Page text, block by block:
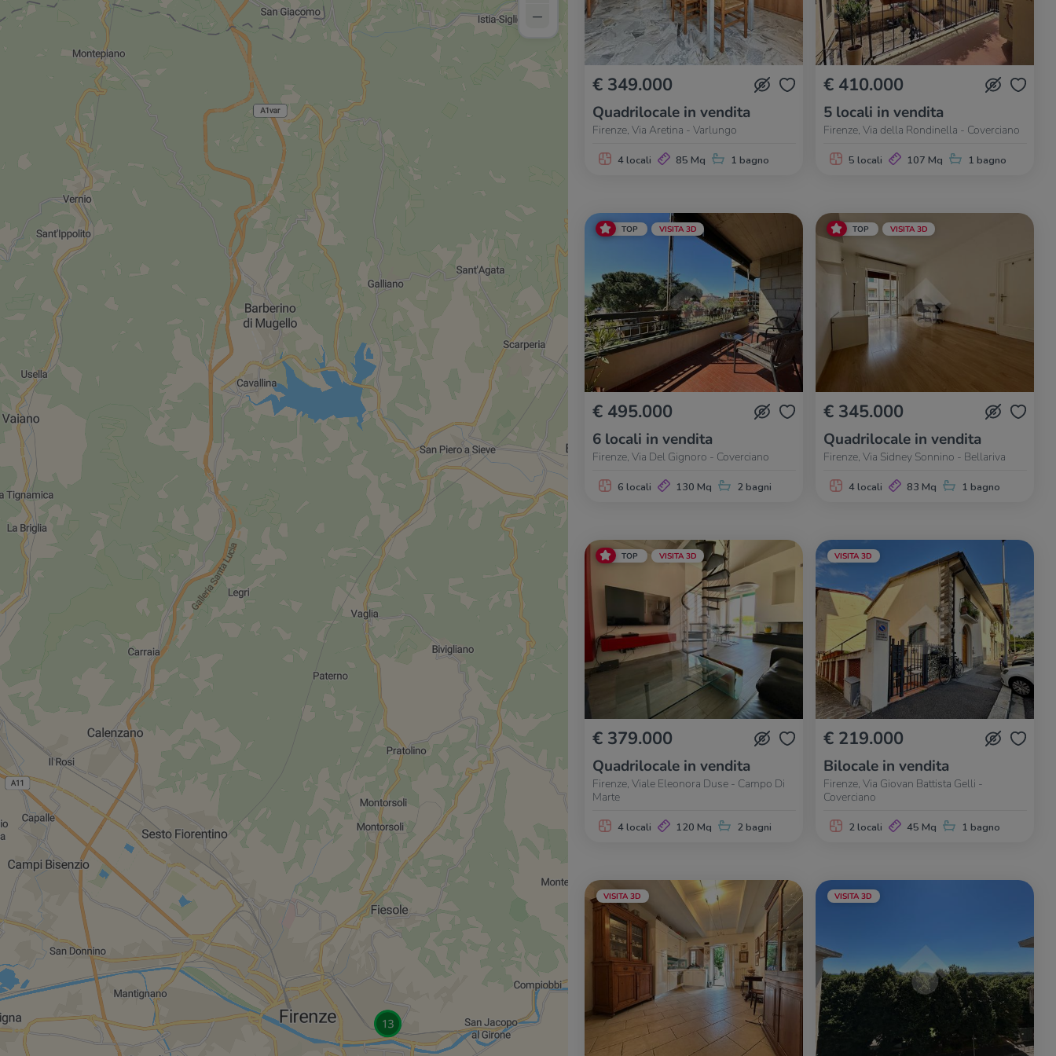
€ 349.000
Quadrilocale in vendita
Firenze, Via Aretina - Varlungo
4 locali 85 Mq 1 bagno
€ 410.000
5 locali in vendita
Firenze, Via della Rondinella - Coverciano
5 locali 107 Mq 1 bagno
TOP VISITA 3D
€ 495.000
6 locali in vendita
Firenze, Via Del Gignoro - Coverciano
6 locali 130 Mq 2 bagni
TOP VISITA 3D
€ 345.000
Quadrilocale in vendita
Firenze, Via Sidney Sonnino - Bellariva
4 locali 83 Mq 1 bagno
TOP VISITA 3D
€ 379.000
Quadrilocale in vendita
Firenze, Viale Eleonora Duse - Campo Di
Marte
4 locali 120 Mq 2 bagni
VISITA 3D
€ 219.000
Bilocale in vendita
Firenze, Via Giovan Battista Gelli -
Coverciano
2 locali 45 Mq 1 bagno
VISITA 3D VISITA 3D
–